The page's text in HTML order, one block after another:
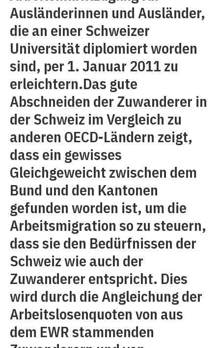
Ausländerinnen und Ausländer,
die an einer Schweizer
Universität diplomiert worden
sind, per 1. Januar 2011 zu
erleichtern.Das gute
Abschneiden der Zuwanderer in
der Schweiz im Vergleich zu
anderen OECD-Ländern zeigt,
dass ein gewisses
Gleichgeweicht zwischen dem
Bund und den Kantonen
gefunden worden ist, um die
Arbeitsmigration so zu steuern,
dass sie den Bedürfnissen der
Schweiz wie auch der
Zuwanderer entspricht. Dies
wird durch die Angleichung der
Arbeitslosenquoten von aus
dem EWR stammenden